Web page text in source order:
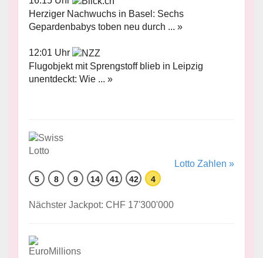
Herziger Nachwuchs in Basel: Sechs
Gepardenbabys toben neu durch ... »
12:01 Uhr
Flugobjekt mit Sprengstoff blieb in Leipzig
unentdeckt: Wie ... »
Lotto Zahlen »
5 8 9 14 41 42 4
Nächster Jackpot: CHF 17'300'000